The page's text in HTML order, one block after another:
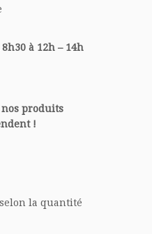
à 12h – 14h
produits
!
la quantité